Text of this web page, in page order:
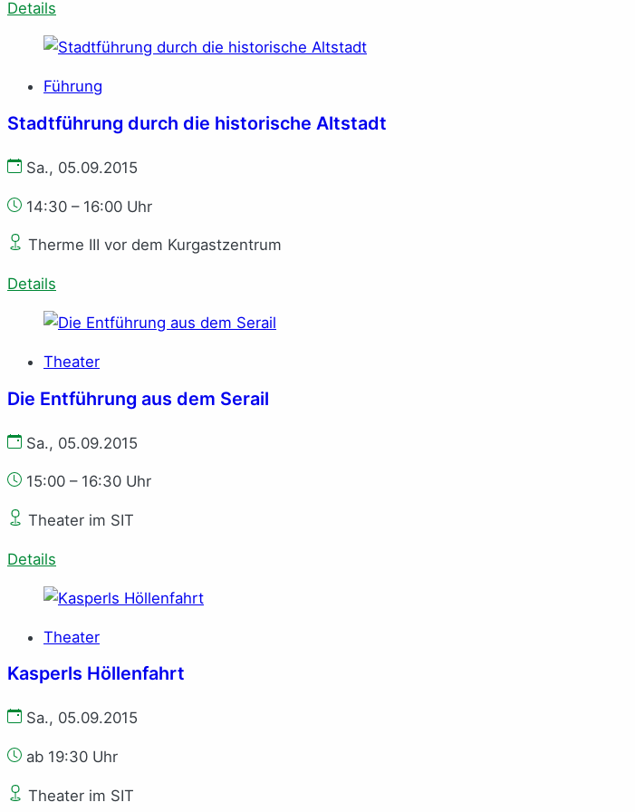
Details
Führung
Stadtführung durch die historische Altstadt
Sa., 05.09.2015
14:30 – 16:00 Uhr
Therme III vor dem Kurgastzentrum
Details
Theater
Die Entführung aus dem Serail
Sa., 05.09.2015
15:00 – 16:30 Uhr
Theater im SIT
Details
Theater
Kasperls Höllenfahrt
Sa., 05.09.2015
ab 19:30 Uhr
Theater im SIT